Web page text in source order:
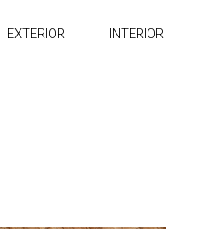
EXTERIOR INTERIOR